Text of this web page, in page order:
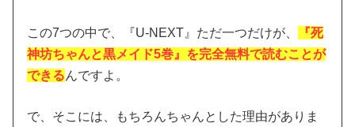
この7つの中で、『U-NEXT』ただ一つだけが、
『死
神坊ちゃんと黒メイド5巻』を完全無料で読むことが
できるんですよ。
で、そこには、もちろんちゃんとした理由がありま